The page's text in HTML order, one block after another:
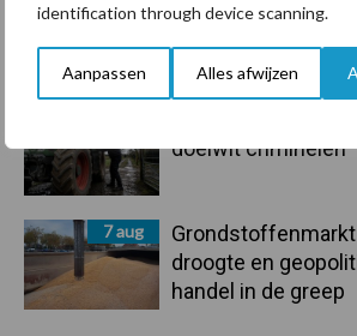
identification through device scanning.
Aanpassen Alles afwijzen
Sidebar
Recent nieuws
doelwit criminelen
7 aug
droogte en
handel in de greep